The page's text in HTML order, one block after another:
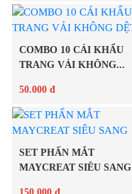
Chi tiết
COMBO 10 CÁI KHẨU
TRANG VẢI KHÔNG...
50.000 đ
Chi tiết
SET PHẤN MẮT
MAYCREAT SIÊU SANG